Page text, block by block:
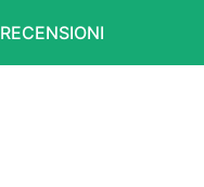
RECENSIONI